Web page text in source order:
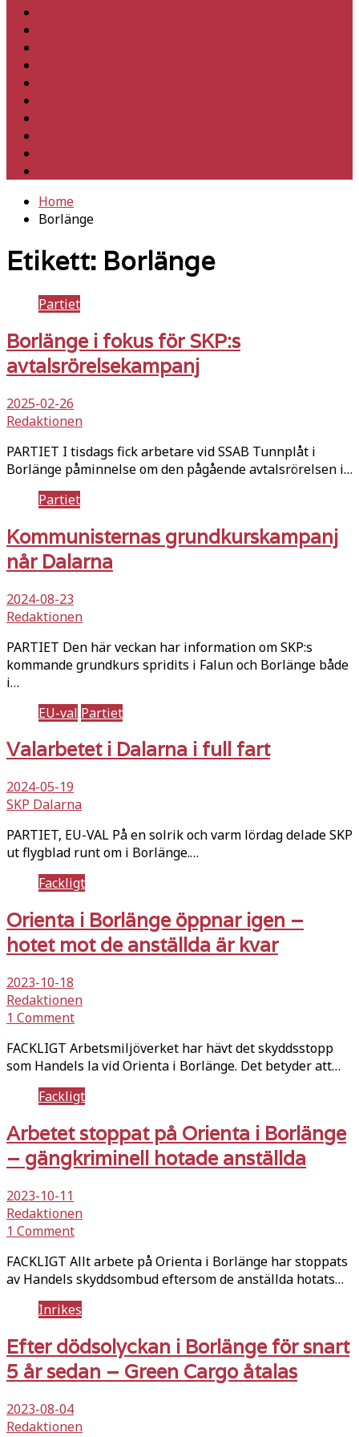
Home
Borlänge
Etikett: Borlänge
Partiet
Borlänge i fokus för SKP:s
avtalsrörelsekampanj
2025-02-26
Redaktionen
PARTIET I tisdags fick arbetare vid SSAB Tunnplåt i
Borlänge påminnelse om den pågående avtalsrörelsen i…
Partiet
Kommunisternas grundkurskampanj
når Dalarna
2024-08-23
Redaktionen
PARTIET Den här veckan har information om SKP:s
kommande grundkurs spridits i Falun och Borlänge både
i…
EU-val Partiet
Valarbetet i Dalarna i full fart
2024-05-19
SKP Dalarna
PARTIET, EU-VAL På en solrik och varm lördag delade SKP
ut flygblad runt om i Borlänge.…
Fackligt
Orienta i Borlänge öppnar igen –
hotet mot de anställda är kvar
2023-10-18
Redaktionen
1 Comment
FACKLIGT Arbetsmiljöverket har hävt det skyddsstopp
som Handels la vid Orienta i Borlänge. Det betyder att…
Fackligt
Arbetet stoppat på Orienta i Borlänge
– gängkriminell hotade anställda
2023-10-11
Redaktionen
1 Comment
FACKLIGT Allt arbete på Orienta i Borlänge har stoppats
av Handels skyddsombud eftersom de anställda hotats…
Inrikes
Efter dödsolyckan i Borlänge för snart
5 år sedan – Green Cargo åtalas
2023-08-04
Redaktionen